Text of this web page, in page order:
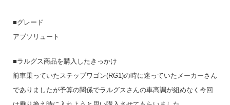
■グレード
アブソリュート
■ラルグス商品を購入したきっかけ
前車乗っていたステップワゴン(RG1)の時に迷っていたメーカーさん
でありましたが予算の関係でラルグスさんの車高調が組めなく今回